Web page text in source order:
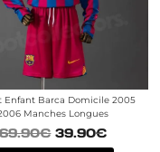
Enfant Barca Domicile 2005
Manches Longues
69.90€ 39.90€